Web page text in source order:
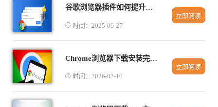
谷歌浏览器插件如何提升网页视频播放体验
时间：2025-06-27
立即阅读
Chrome浏览器下载安装完成后广告屏蔽优化教程
时间：2026-02-10
立即阅读